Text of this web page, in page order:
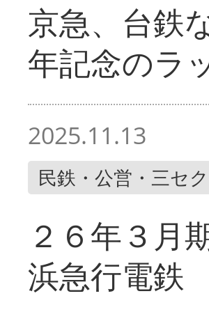
京急、台鉄
年記念のラ
2025.11.13
民鉄・公営・三セク
２６年３月
浜急行電鉄